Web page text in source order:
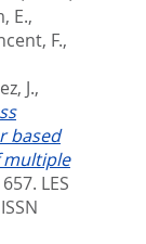
E.,
F.,
J.,
based
LES